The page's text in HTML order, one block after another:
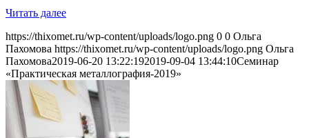
Читать далее
https://thixomet.ru/wp-content/uploads/logo.png 0 0 Ольга
Пахомова https://thixomet.ru/wp-content/uploads/logo.png Ольга
Пахомова2019-06-20 13:22:192019-09-04 13:44:10Семинар
«Практическая металлография-2019»